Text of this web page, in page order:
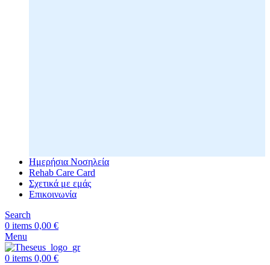
Ημερήσια Νοσηλεία
Rehab Care Card
Σχετικά με εμάς
Επικοινωνία
Search
0 items 0,00 €
Menu
0 items 0,00 €